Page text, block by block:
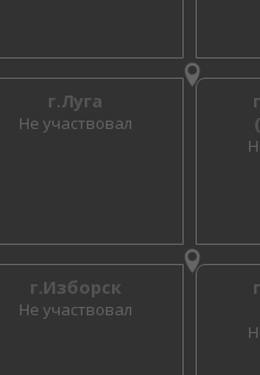
г.Луга
Не участвовал
г.Изборск
Не участвовал